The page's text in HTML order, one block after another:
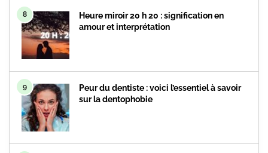
8
Heure miroir 20 h 20 : signification en
amour et interprétation
9
Peur du dentiste : voici l’essentiel à savoir
sur la dentophobie